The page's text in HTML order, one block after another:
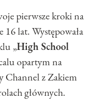
pierwsze kroki na
lat. Występowała
„High School
opartym na
Channel z Zakiem
głównych.